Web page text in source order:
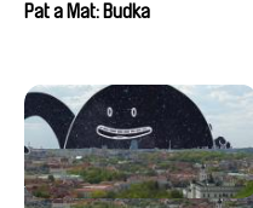
Pat a Mat: Budka